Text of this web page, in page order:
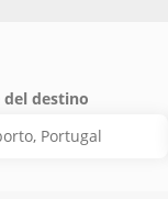
destino